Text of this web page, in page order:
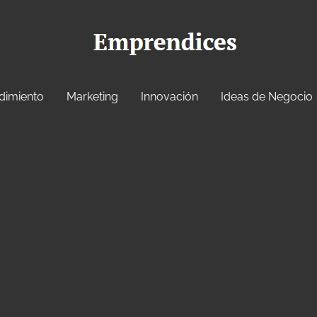
Marketing Innovación Ideas de Negocio